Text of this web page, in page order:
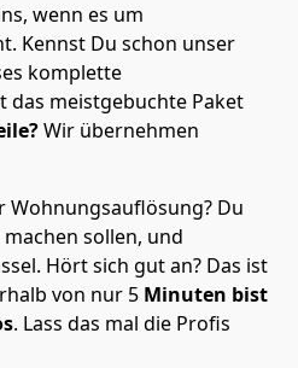
wenn es um
Kennst Du schon unser
komplette
das meistgebuchte Paket
Wir übernehmen
Wohnungsauflösung? Du
sollen, und
Hört sich gut an? Das ist
von nur 5 Minuten bist
. Lass das mal die Profis